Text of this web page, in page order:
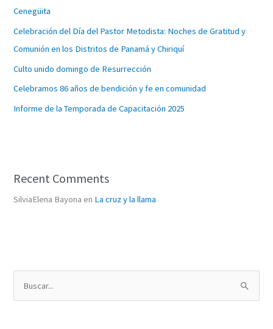
Cenegüita
Celebración del Día del Pastor Metodista: Noches de Gratitud y
Comunión en los Distritos de Panamá y Chiriquí
Culto unido domingo de Resurrección
Celebramos 86 años de bendición y fe en comunidad
Informe de la Temporada de Capacitación 2025
Recent Comments
SilviaElena Bayona en La cruz y la llama